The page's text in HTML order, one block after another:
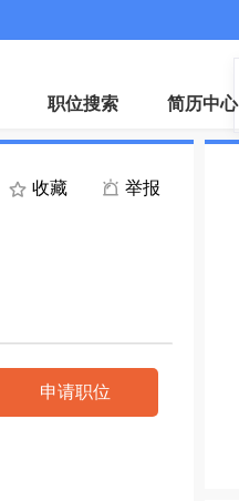
职位搜索 简历中心
收藏 举报
申请职位